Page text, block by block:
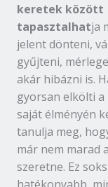
keretek között
tapasztalhatja
jelent dönteni,
gyűjteni,
akár hibázni is.
gyorsan elkölti a
saját élményén
tanulja meg,
már nem marad
szeretne. Ez
hatékonyabb,